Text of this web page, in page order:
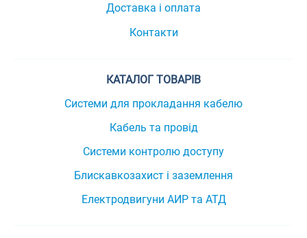
Доставка і оплата
Контакти
КАТАЛОГ ТОВАРІВ
Системи для прокладання кабелю
Кабель та провід
Системи контролю доступу
Блискавкозахист і заземлення
Електродвигуни АИР та АТД